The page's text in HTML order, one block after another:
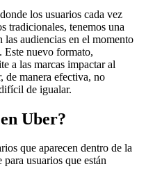
los usuarios cada vez
tradicionales, tenemos una
audiencias en el momento
. Este nuevo formato,
a las marcas impactar al
de manera efectiva, no
de igualar.
Uber?
que aparecen dentro de la
usuarios que están